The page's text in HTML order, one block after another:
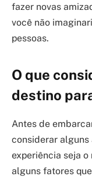
fazer novas
você não
pessoas.
O que
destino
Antes de
considerar alguns
experiência seja
alguns fatores